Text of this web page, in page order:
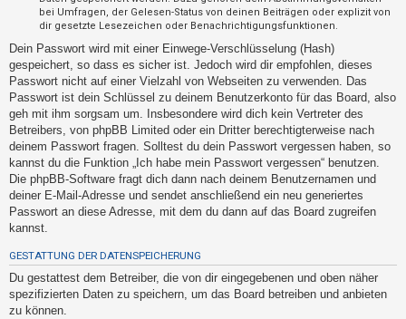
w
o
r
t
e
t
e
T
h
e
m
e
n
bei Umfragen, der Gelesen-Status von deinen Beiträgen oder explizit von
dir gesetzte Lesezeichen oder Benachrichtigungsfunktionen.
Dein Passwort wird mit einer Einwege-Verschlüsselung (Hash)
gespeichert, so dass es sicher ist. Jedoch wird dir empfohlen, dieses
Passwort nicht auf einer Vielzahl von Webseiten zu verwenden. Das
Passwort ist dein Schlüssel zu deinem Benutzerkonto für das Board, also
geh mit ihm sorgsam um. Insbesondere wird dich kein Vertreter des
Betreibers, von phpBB Limited oder ein Dritter berechtigterweise nach
deinem Passwort fragen. Solltest du dein Passwort vergessen haben, so
kannst du die Funktion „Ich habe mein Passwort vergessen“ benutzen.
Die phpBB-Software fragt dich dann nach deinem Benutzernamen und
deiner E-Mail-Adresse und sendet anschließend ein neu generiertes
Passwort an diese Adresse, mit dem du dann auf das Board zugreifen
kannst.
GESTATTUNG DER DATENSPEICHERUNG
Du gestattest dem Betreiber, die von dir eingegebenen und oben näher
spezifizierten Daten zu speichern, um das Board betreiben und anbieten
zu können.